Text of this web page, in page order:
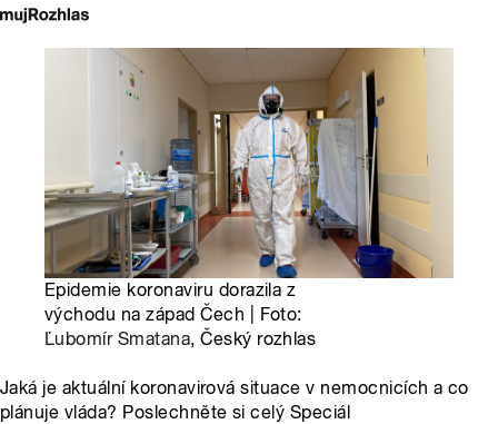
Epidemie koronaviru dorazila z
východu na západ Čech | Foto:
Ľubomír Smatana, Český rozhlas
Jaká je aktuální koronavirová situace v nemocnicích a co
plánuje vláda? Poslechněte si celý Speciál